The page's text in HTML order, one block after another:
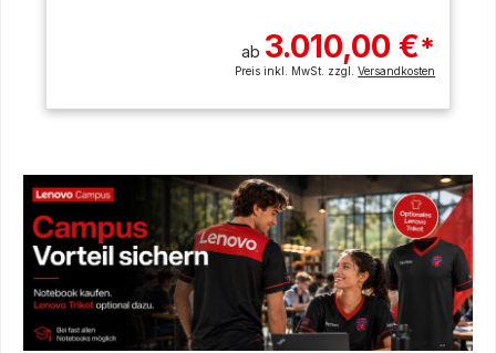
ab 3.010,00 €*
Preis inkl. MwSt. zzgl.Versandkosten